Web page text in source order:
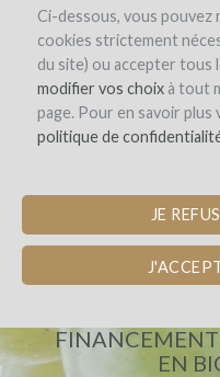
Ci-dessous, vous pouvez
cookies strictement
du site) ou accepter tous
modifier vos choixà tout
page. Pour en savoir
politique de
JE
EN